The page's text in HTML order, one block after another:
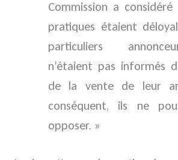
Commission a
pratiques étaient
particuliers
n’étaient pas informés
de la vente de leur
conséquent, ils ne
opposer. »